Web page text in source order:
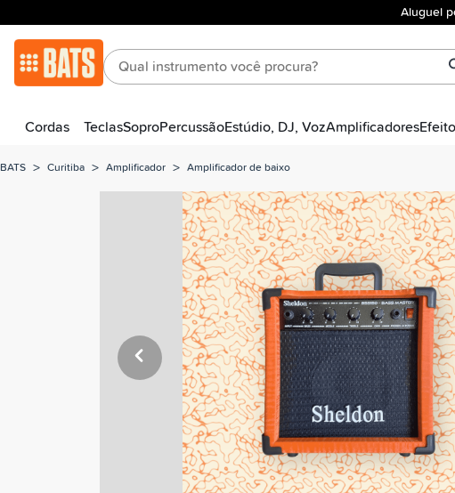
Aluguel
Cordas TeclasSoproPercussãoEstúdio, DJ, VozAmplificadores
BATS > Curitiba > Amplificador > Amplificador de baixo